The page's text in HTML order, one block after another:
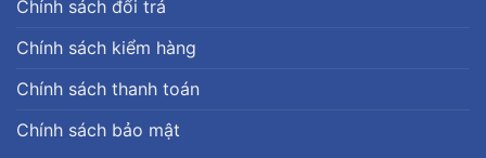
Chính sách đổi trả
Chính sách kiểm hàng
Chính sách thanh toán
Chính sách bảo mật